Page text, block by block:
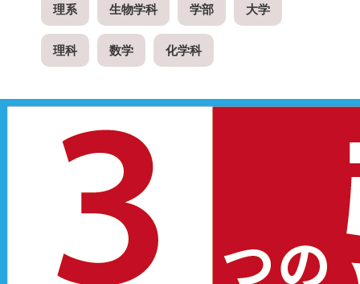
理系 生物学科 学部 大学
理科 数学 化学科